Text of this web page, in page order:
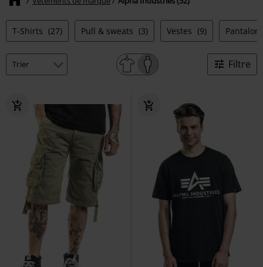
T-Shirts (27) Pull & sweats (3) Vestes (9)
Filtre